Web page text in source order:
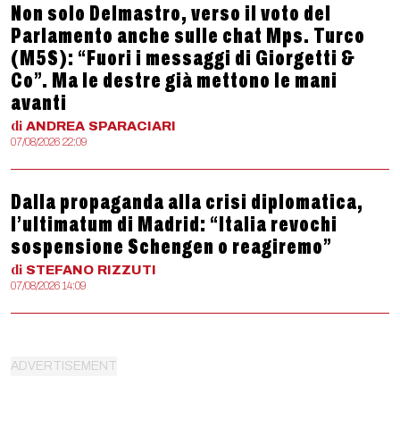
Non solo Delmastro, verso il voto del
Parlamento anche sulle chat Mps. Turco
(M5S): “Fuori i messaggi di Giorgetti &
Co”. Ma le destre già mettono le mani
avanti
di ANDREA SPARACIARI
07/08/2026 22:09
Dalla propaganda alla crisi diplomatica,
l’ultimatum di Madrid: “Italia revochi
sospensione Schengen o reagiremo”
di STEFANO RIZZUTI
07/08/2026 14:09